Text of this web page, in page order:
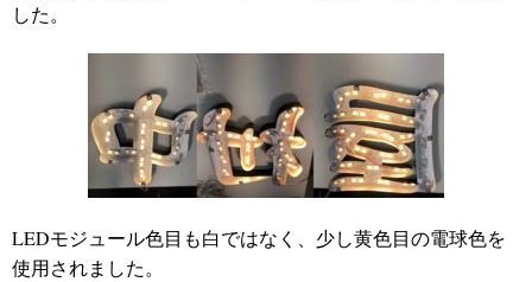
した。
LEDモジュール色目も白ではなく、少し黄色目の電球色を
使用されました。